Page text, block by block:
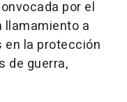
por el
llamamiento a
en la protección
de guerra,